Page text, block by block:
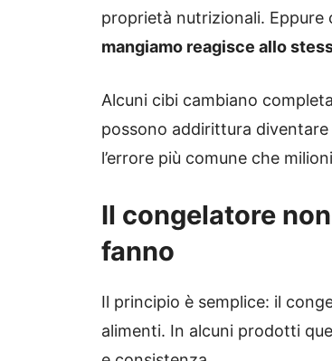
proprietà nutrizionali. Eppure
mangiamo reagisce allo
Alcuni cibi cambiano
possono addirittura
l’errore più comune che
Il congelatore
fanno
Il principio è semplice: il
alimenti. In alcuni prodotti